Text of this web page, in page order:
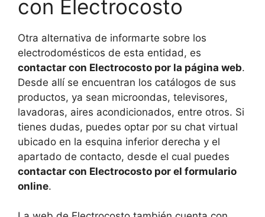
con Electrocosto
Otra alternativa de informarte sobre los
electrodomésticos de esta entidad, es
contactar con Electrocosto por la página web.
Desde allí se encuentran los catálogos de sus
productos, ya sean microondas, televisores,
lavadoras, aires acondicionados, entre otros. Si
tienes dudas, puedes optar por su chat virtual
ubicado en la esquina inferior derecha y el
apartado de contacto, desde el cual puedes
contactar con Electrocosto por el formulario
online.